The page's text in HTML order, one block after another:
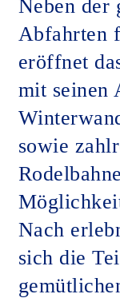
Neben der
Abfahrten
eröffnet
mit seinen
sowie
Nach
sich die